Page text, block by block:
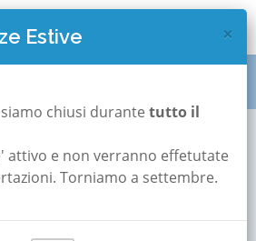
in
apnee notturne o ti
e prezzi nel
comune
×
Estive
chiusi durante tutto il
attivo e non verranno effetutate
Torniamo a settembre.